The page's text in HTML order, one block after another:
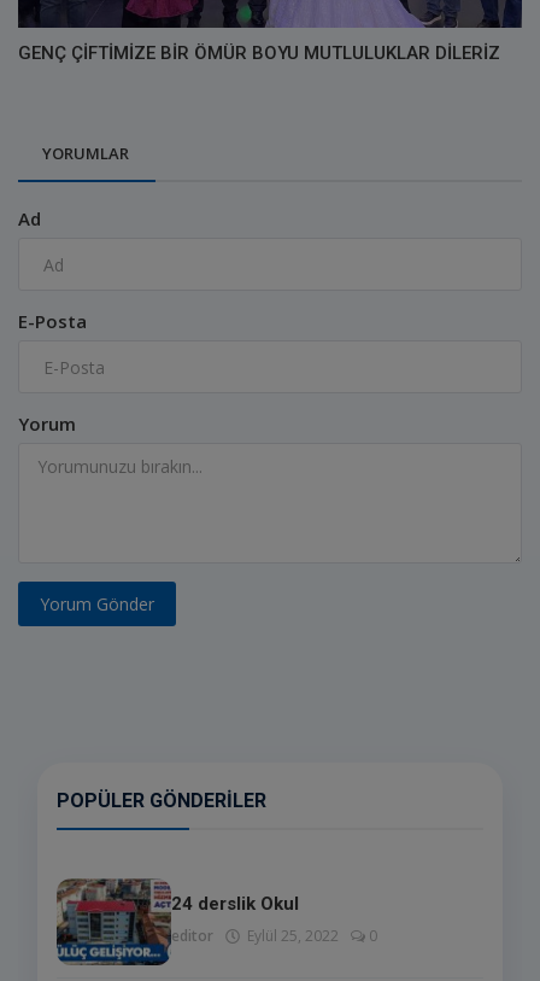
GENÇ ÇİFTİMİZE BİR ÖMÜR BOYU MUTLULUKLAR DİLERİZ
YORUMLAR
Ad
E-Posta
Yorum
Yorum Gönder
POPÜLER GÖNDERILER
24 derslik Okul
editor Eylül 25, 2022 0